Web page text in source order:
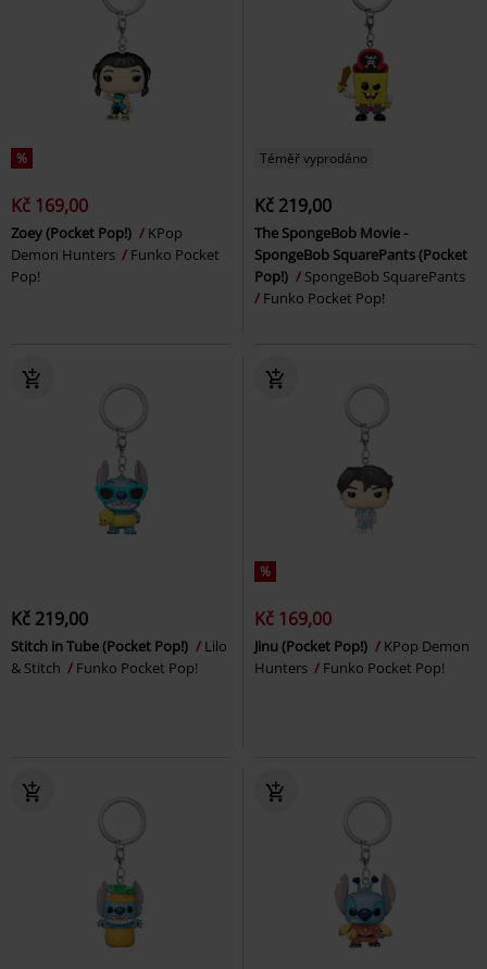
%
Kč 169,00
Zoey (Pocket Pop!)
KPop
Demon Hunters
Funko Pocket
Pop!
Téměř vyprodáno
Kč 219,00
The SpongeBob Movie -
SpongeBob SquarePants (Pocket
Pop!)
SpongeBob SquarePants
Funko Pocket Pop!
Kč 219,00
Stitch in Tube (Pocket Pop!)
Lilo
& Stitch
Funko Pocket Pop!
%
Kč 169,00
Jinu (Pocket Pop!)
KPop Demon
Hunters
Funko Pocket Pop!